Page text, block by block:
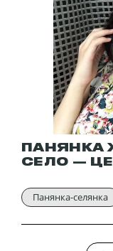
ПАНЯНКА
СЕЛО —
Панянка-селянка